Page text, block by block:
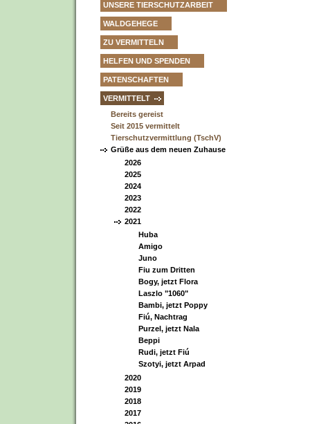
UNSERE TIERSCHUTZARBEIT
WALDGEHEGE
ZU VERMITTELN
HELFEN UND SPENDEN
PATENSCHAFTEN
VERMITTELT
Bereits gereist
Seit 2015 vermittelt
Tierschutzvermittlung (TschV)
Grüße aus dem neuen Zuhause
2026
2025
2024
2023
2022
2021
Huba
Amigo
Juno
Fiu zum Dritten
Bogy, jetzt Flora
Laszlo "1060"
Bambi, jetzt Poppy
Fiú, Nachtrag
Purzel, jetzt Nala
Beppi
Rudi, jetzt Fiú
Szotyi, jetzt Arpad
2020
2019
2018
2017